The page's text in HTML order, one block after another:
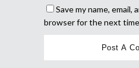
Save my name, email,
browser for the next